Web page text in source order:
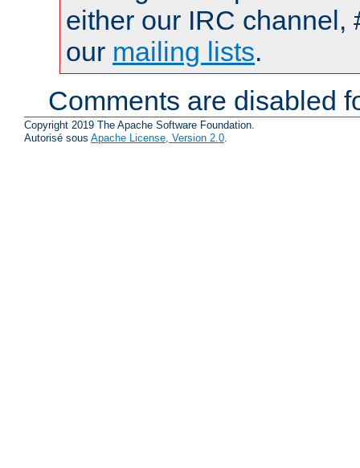
either our IRC channel,
our mailing lists.
Comments are disabled
Copyright 2019 The Apache Software Foundation.
Autorisé sous Apache License, Version 2.0.